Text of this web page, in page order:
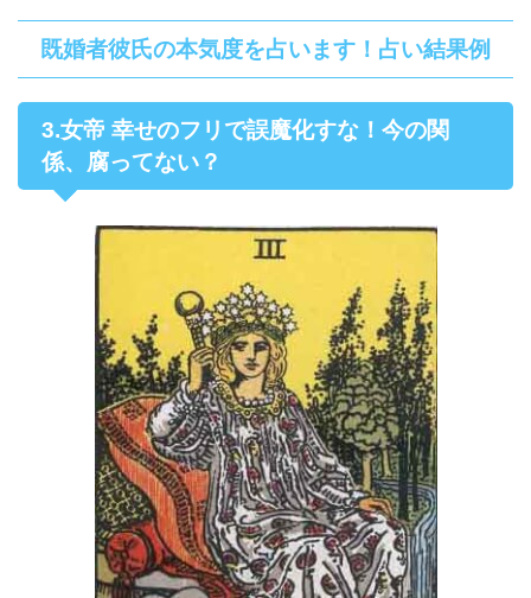
既婚者彼氏の本気度を占います！占い結果例
3.女帝 幸せのフリで誤魔化すな！今の関
係、腐ってない？